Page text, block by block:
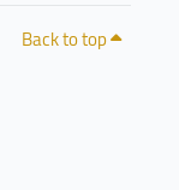
Back to top